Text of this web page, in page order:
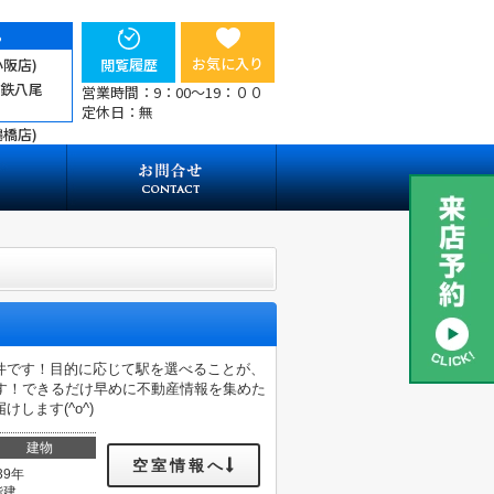
店)
八尾
店)
閲覧履歴
お気に入り
営業時間：9：00～19：００
定休日：無
す！目的に応じて駅を選べることが、
できるだけ早めに不動産情報を集めた
けします(^o^)
建物
年
空室情報へ